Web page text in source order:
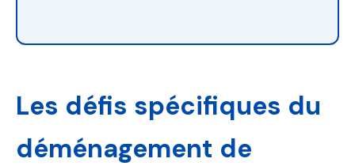
Les défis spécifiques du
déménagement de